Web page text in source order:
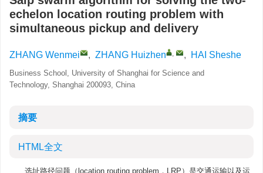
echelon location routing problem with
simultaneous pickup and delivery
ZHANG Wenmei , ZHANG Huizhen , , HAI Sheshe
Business School, University of Shanghai for Science and
Technology, Shanghai 200093, China
摘要
HTML全文
选址路径问题（location routing problem，LRP）是交通运输以及运